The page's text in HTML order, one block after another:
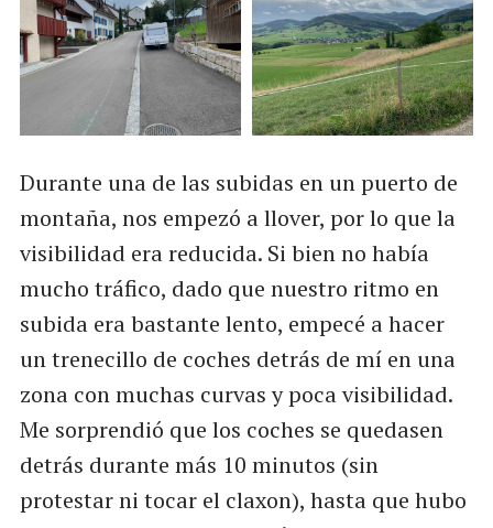
Durante una de las subidas en un puerto de
montaña, nos empezó a llover, por lo que la
visibilidad era reducida. Si bien no había
mucho tráfico, dado que nuestro ritmo en
subida era bastante lento, empecé a hacer
un trenecillo de coches detrás de mí en una
zona con muchas curvas y poca visibilidad.
Me sorprendió que los coches se quedasen
detrás durante más 10 minutos (sin
protestar ni tocar el claxon), hasta que hubo